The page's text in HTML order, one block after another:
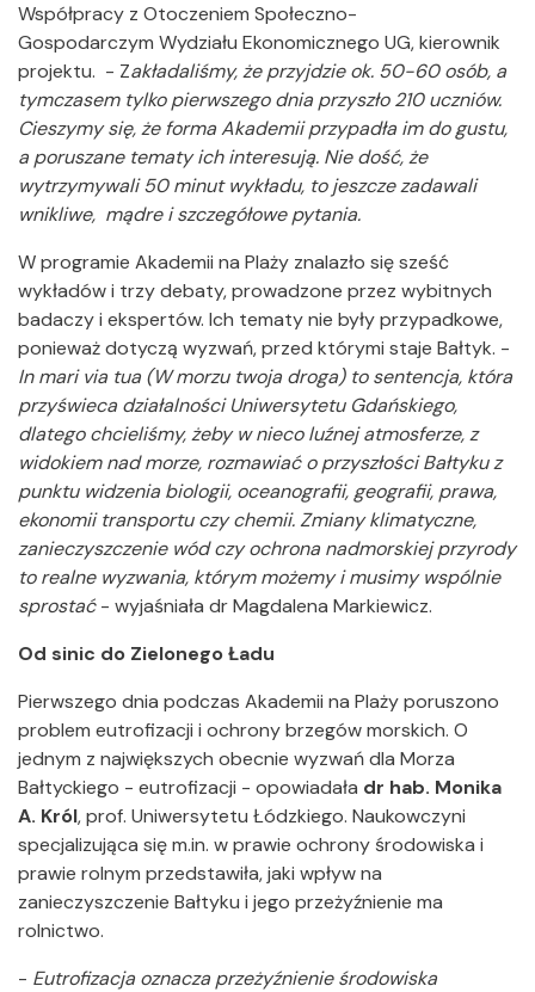
Współpracy z Otoczeniem Społeczno-
Gospodarczym Wydziału Ekonomicznego UG, kierownik
projektu. - Zakładaliśmy, że przyjdzie ok. 50-60 osób, a
tymczasem tylko pierwszego dnia przyszło 210 uczniów.
Cieszymy się, że forma Akademii przypadła im do gustu,
a poruszane tematy ich interesują. Nie dość, że
wytrzymywali 50 minut wykładu, to jeszcze zadawali
wnikliwe, mądre i szczegółowe pytania.
W programie Akademii na Plaży znalazło się sześć
wykładów i trzy debaty, prowadzone przez wybitnych
badaczy i ekspertów. Ich tematy nie były przypadkowe,
ponieważ dotyczą wyzwań, przed którymi staje Bałtyk. -
In mari via tua (W morzu twoja droga) to sentencja, która
przyświeca działalności Uniwersytetu Gdańskiego,
dlatego chcieliśmy, żeby w nieco luźnej atmosferze, z
widokiem nad morze, rozmawiać o przyszłości Bałtyku z
punktu widzenia biologii, oceanografii, geografii, prawa,
ekonomii transportu czy chemii. Zmiany klimatyczne,
zanieczyszczenie wód czy ochrona nadmorskiej przyrody
to realne wyzwania, którym możemy i musimy wspólnie
sprostać- wyjaśniała dr Magdalena Markiewicz.
Od sinic do Zielonego Ładu
Pierwszego dnia podczas Akademii na Plaży poruszono
problem eutrofizacji i ochrony brzegów morskich. O
jednym z największych obecnie wyzwań dla Morza
Bałtyckiego - eutrofizacji - opowiadała dr hab. Monika
A. Król, prof. Uniwersytetu Łódzkiego. Naukowczyni
specjalizująca się m.in. w prawie ochrony środowiska i
prawie rolnym przedstawiła, jaki wpływ na
zanieczyszczenie Bałtyku i jego przeżyźnienie ma
rolnictwo.
- Eutrofizacja oznacza przeżyźnienie środowiska